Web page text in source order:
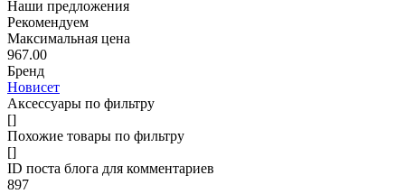
Наши предложения
Рекомендуем
Максимальная цена
967.00
Бренд
Новисет
Аксессуары по фильтру
[]
Похожие товары по фильтру
[]
ID поста блога для комментариев
897